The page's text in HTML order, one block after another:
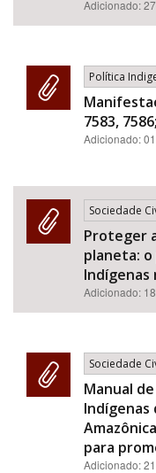
Adicionado:
Política
7583,
Adicionado:
Sociedade
Proteger
planeta: o
Indígenas
Adicionado:
Sociedade
Manual
Indígenas
para
Adicionado: